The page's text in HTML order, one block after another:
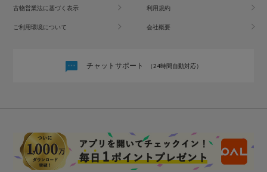
古物営業法に基づく表示 利用規約
ご利用環境について 会社概要
チャットサポート （24時間自動対応）